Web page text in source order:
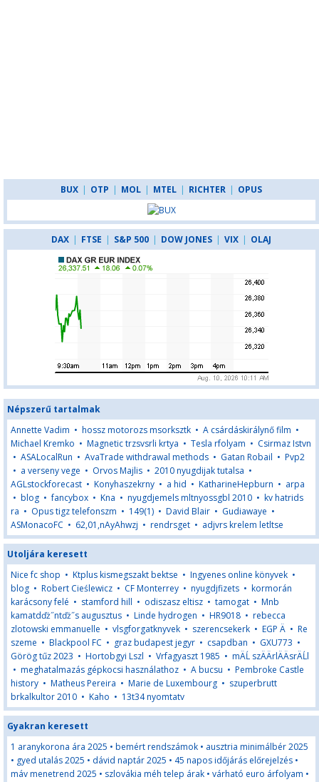
BUX | OTP | MOL | MTEL | RICHTER | OPUS
DAX | FTSE | S&P 500 | DOW JONES | VIX | OLAJ
Népszerű tartalmak
Annette Vadim • hossz motorozs msorksztk • A csárdáskirálynő film •
Michael Kremko • Magnetic trzsvsrli krtya • Tesla rfolyam • Csirmaz Istvn
• ASALocalRun • AvaTrade withdrawal methods • Gatan Robail • Pvp2
• a verseny vege • Orvos Majlis • 2010 nyugdijak tutalsa •
AGLstockforecast • Konyhaszekrny • a hid • KatharineHepburn • arpa
• blog •fancybox • Kna • nyugdjemels mltnyossgbl 2010 • kv hatrids
ra • Opus tigz telefonszm • 149(1) • David Blair • Gudiawaye •
ASMonacoFC • 62,01,nAyAhwzj • rendrsget • adjvrs krelem letltse
Utoljára keresett
Nice fc shop • Ktplus kismegszakt bektse • Ingyenes online könyvek •
blog • Robert Cieślewicz • CF Monterrey • nyugdjfizets • kormorán
karácsony felé • stamford hill • odiszasz eltisz • tamogat • Mnb
kamatdďż˝ntďż˝s augusztus • Linde hydrogen • HR9018 • rebecca
zlotowski emmanuelle • vlsgforgatknyvek • szerencsekerk • EGP Ä • Re
szeme • Blackpool FC • graz budapest jegyr • csapdban • GXU773 •
Görög tűz 2023 • Hortobgyi Lszl • Vrfagyaszt 1985 • mÄĹ szÄÄrlÄÄsrÄĹl
• meghatalmazás gépkocsi használathoz • A bucsu • Pembroke Castle
history • Matheus Pereira • Marie de Luxembourg • szuperbrutt
brkalkultor 2010 • Kaho • 13t34 nyomtatv
Gyakran keresett
1 aranykorona ára 2025 • bemért rendszámok • ausztria minimálbér 2025
• gyed utalás 2025 • dávid naptár 2025 • 45 napos időjárás előrejelzés •
máv menetrend 2025 • szlovákia méh telep árak • várható euro árfolyam •